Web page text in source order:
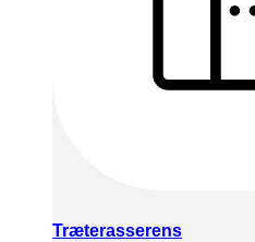
Træterasserens